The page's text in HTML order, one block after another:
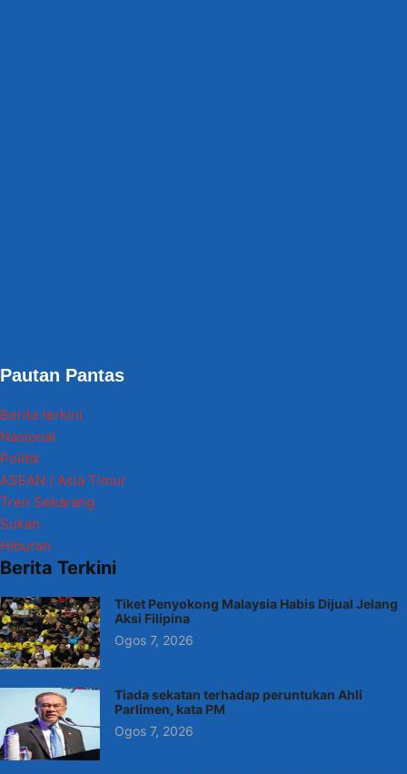
Pautan Pantas
Berita terkini
Nasional
Politik
ASEAN / Asia Timur
Tren Sekarang
Sukan
Hiburan
Berita Terkini
Tiket Penyokong Malaysia Habis Dijual Jelang
Aksi Filipina
Ogos 7, 2026
Tiada sekatan terhadap peruntukan Ahli
Parlimen, kata PM
Ogos 7, 2026